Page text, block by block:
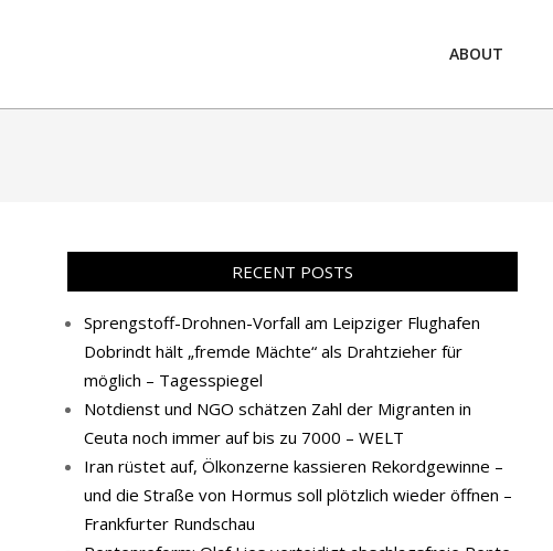
ABOUT
RECENT POSTS
Sprengstoff-Drohnen-Vorfall am Leipziger Flughafen
Dobrindt hält „fremde Mächte“ als Drahtzieher für
möglich – Tagesspiegel
Notdienst und NGO schätzen Zahl der Migranten in
Ceuta noch immer auf bis zu 7000 – WELT
Iran rüstet auf, Ölkonzerne kassieren Rekordgewinne –
und die Straße von Hormus soll plötzlich wieder öffnen –
Frankfurter Rundschau